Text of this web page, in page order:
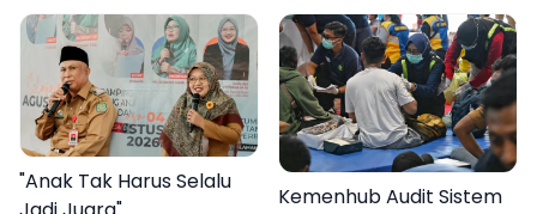
Sekolah Menyaksikan
Semarak Festival
Kalender Event 2026
"Anak Tak Harus Selalu
Kemenhub Audit Sistem